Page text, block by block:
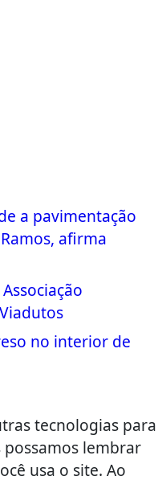
a pavimentação
afirma
no interior de
tecnologias para
possamos lembrar
usa o site. Ao